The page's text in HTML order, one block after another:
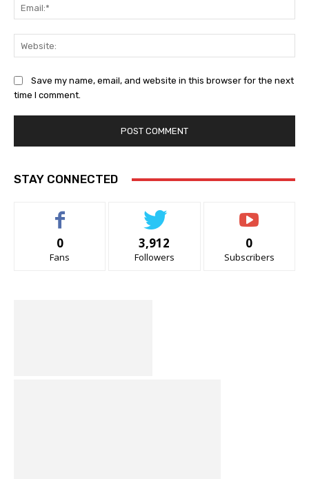
Save my name, email, and website in this browser for the next
time I comment.
STAY CONNECTED
0
Fans
3,912
Followers
0
Subscribers